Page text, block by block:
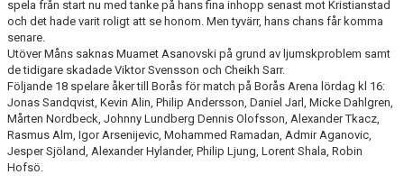
spela från start nu med tanke på hans fina inhopp senast mot Kristianstad
och det hade varit roligt att se honom. Men tyvärr, hans chans får komma
senare.
Utöver Måns saknas Muamet Asanovski på grund av ljumskproblem samt
de tidigare skadade Viktor Svensson och Cheikh Sarr.
Följande 18 spelare åker till Borås för match på Borås Arena lördag kl 16:
Jonas Sandqvist, Kevin Alin, Philip Andersson, Daniel Jarl, Micke Dahlgren,
Mårten Nordbeck, Johnny Lundberg Dennis Olofsson, Alexander Tkacz,
Rasmus Alm, Igor Arsenijevic, Mohammed Ramadan, Admir Aganovic,
Jesper Sjöland, Alexander Hylander, Philip Ljung, Lorent Shala, Robin
Hofsö.